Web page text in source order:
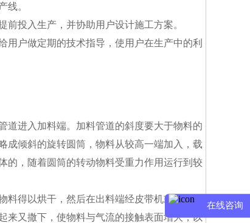
线。
投入生产，并协助用户设计施工方案。
用户做定期的技术指导，使用户在生产中的利
道进入加料端。加料管道的斜度要大于物料的
成倾斜的旋转圆筒，物料从较高一端加入，载
的，随着圆筒的转动物料受重力作用运行到较
得以烘干，然后在出料端经皮带机或螺旋输
来又撒下，使物料与气流的接触表面增大，以
在线咨询